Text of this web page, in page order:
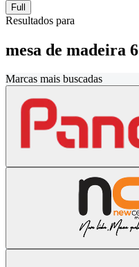
Full
Resultados para
mesa de madeira 6
Marcas mais buscadas